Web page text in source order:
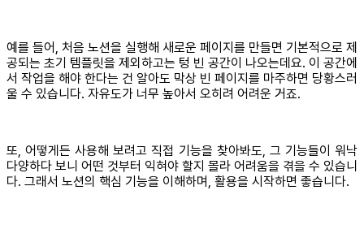
예를 들어, 처음 노션을 실행해 새로운 페이지를 만들면 기본적으로 제
공되는 초기 템플릿을 제외하고는 텅 빈 공간이 나오는데요. 이 공간에
서 작업을 해야 한다는 건 알아도 막상 빈 페이지를 마주하면 당황스러
울 수 있습니다. 자유도가 너무 높아서 오히려 어려운 거죠.
또, 어떻게든 사용해 보려고 직접 기능을 찾아봐도, 그 기능들이 워낙
다양하다 보니 어떤 것부터 익혀야 할지 몰라 어려움을 겪을 수 있습니
다. 그래서 노션의 핵심 기능을 이해하며, 활용을 시작하면 좋습니다.